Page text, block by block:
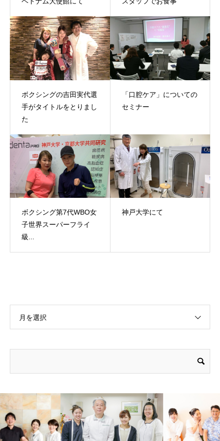
ボクシングの吉田実代選
手がタイトルをとりまし
た
「口腔ケア」についての
セミナー
ボクシング第7代WBO女
子世界スーパーフライ
級...
神戸大学にて
月を選択